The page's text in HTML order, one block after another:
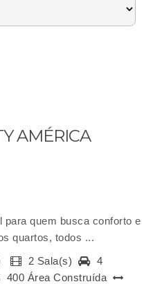
AMÉRICA
para quem busca conforto e
quartos, todos ...
2 Sala(s)
4
400 Área Construída